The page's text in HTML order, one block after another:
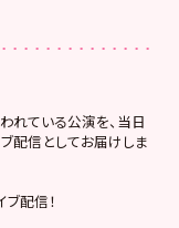
れている公演を、当日
配信としてお届けしま
ブ配信！